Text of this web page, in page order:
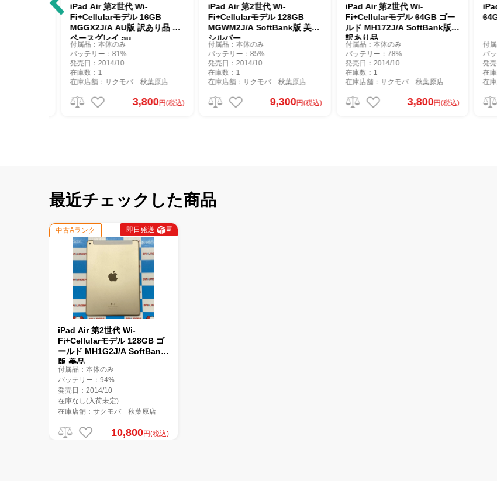
iPad Air 第2世代 Wi-
Fi+Cellularモデル 16GB
MGGX2J/A AU版 訳あり品 ス
ペースグレイ au
付属品：本体のみ
バッテリー：81%
発売日：2014/10
在庫数：1
在庫店舗：サクモバ 秋葉原店
3,800円(税込)
iPad Air 第2世代 Wi-
Fi+Cellularモデル 128GB
MGWM2J/A SoftBank版 美品
シルバー
付属品：本体のみ
バッテリー：85%
発売日：2014/10
在庫数：1
在庫店舗：サクモバ 秋葉原店
9,300円(税込)
iPad Air 第2世代 Wi-
Fi+Cellularモデル 64GB ゴー
ルド MH172J/A SoftBank版
訳あり品
付属品：本体のみ
バッテリー：78%
発売日：2014/10
在庫数：1
在庫店舗：サクモバ 秋葉原店
3,800円(税込)
iPad
付属
バッ
発売
在庫数
在庫
最近チェックした商品
中古Aランク 即日発送
iPad Air 第2世代 Wi-
Fi+Cellularモデル 128GB ゴ
ールド MH1G2J/A SoftBank
版 美品
付属品：本体のみ
バッテリー：94%
発売日：2014/10
在庫なし(入荷未定)
在庫店舗：サクモバ 秋葉原店
10,800円(税込)